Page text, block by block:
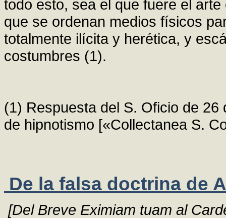
todo esto, sea el que fuere el
que se ordenan medios físicos
totalmente ilícita y herética, y
costumbres (1).
(1) Respuesta del S. Oficio de
de hipnotismo [«Collectanea S.
De la falsa doctrina de
[Del Breve Eximiam tuam al